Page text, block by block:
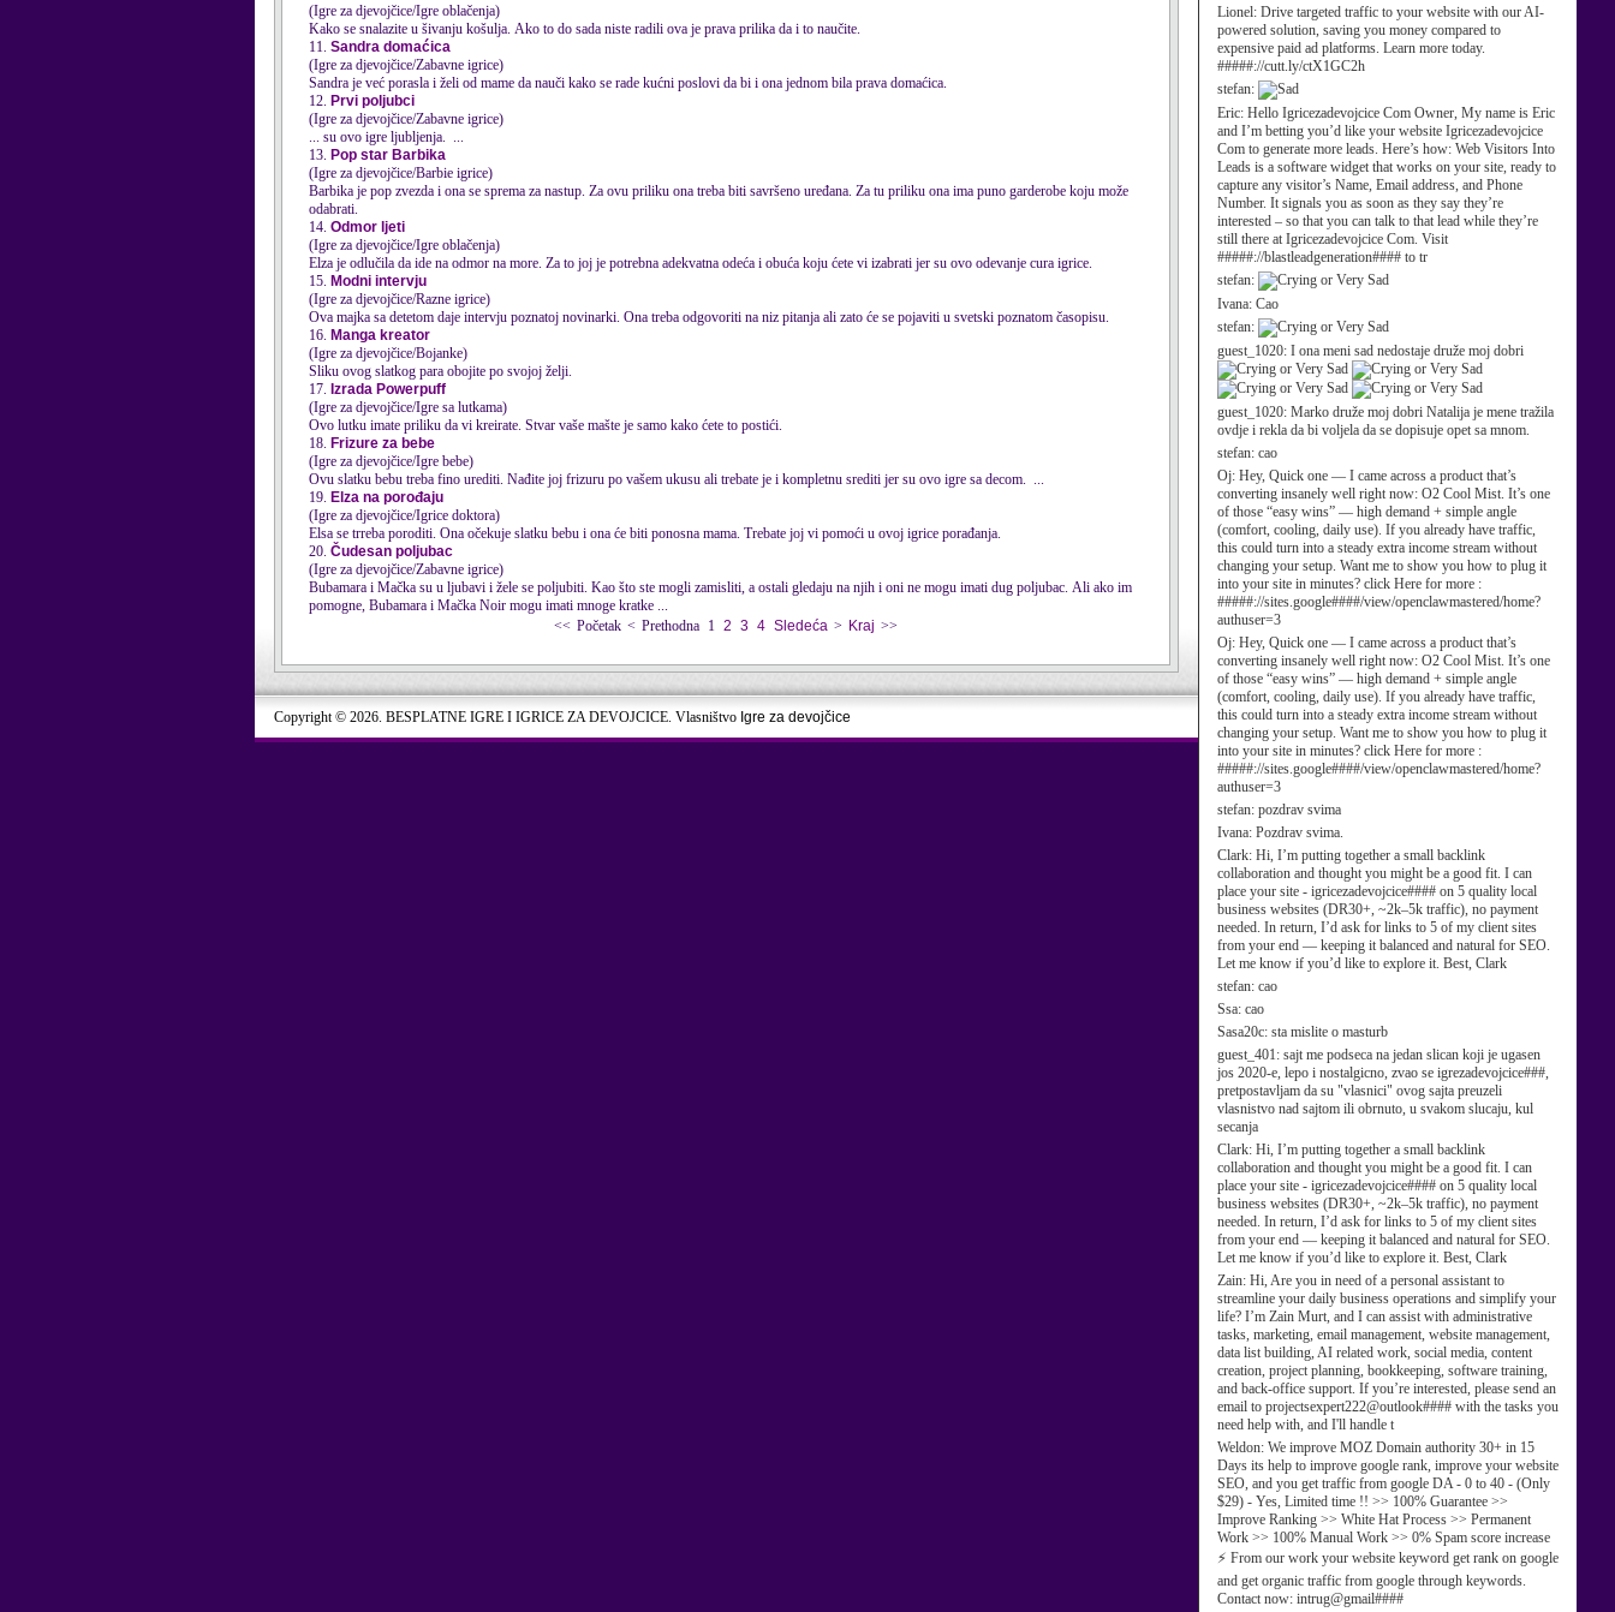
Lionel: Drive targeted traffic to your website with our AI-
powered solution, saving you money compared to
expensive paid ad platforms. Learn more today.
#####://cutt.ly/ctX1GC2h
stefan:
Eric: Hello Igricezadevojcice Com Owner, My name is Eric
and I’m betting you’d like your website Igricezadevojcice
Com to generate more leads. Here’s how: Web Visitors Into
Leads is a software widget that works on your site, ready to
capture any visitor’s Name, Email address, and Phone
Number. It signals you as soon as they say they’re
interested – so that you can talk to that lead while they’re
still there at Igricezadevojcice Com. Visit
#####://blastleadgeneration#### to tr
stefan:
Ivana: Cao
stefan:
guest_1020: I ona meni sad nedostaje druže moj dobri
guest_1020: Marko druže moj dobri Natalija je mene tražila
ovdje i rekla da bi voljela da se dopisuje opet sa mnom.
stefan: cao
Oj: Hey, Quick one — I came across a product that’s
converting insanely well right now: O2 Cool Mist. It’s one
of those “easy wins” — high demand + simple angle
(comfort, cooling, daily use). If you already have traffic,
this could turn into a steady extra income stream without
changing your setup. Want me to show you how to plug it
into your site in minutes? click Here for more :
#####://sites.google####/view/openclawmastered/home?
authuser=3
Oj: Hey, Quick one — I came across a product that’s
converting insanely well right now: O2 Cool Mist. It’s one
of those “easy wins” — high demand + simple angle
(comfort, cooling, daily use). If you already have traffic,
this could turn into a steady extra income stream without
changing your setup. Want me to show you how to plug it
into your site in minutes? click Here for more :
#####://sites.google####/view/openclawmastered/home?
authuser=3
stefan: pozdrav svima
Ivana: Pozdrav svima.
Clark: Hi, I’m putting together a small backlink
collaboration and thought you might be a good fit. I can
place your site - igricezadevojcice#### on 5 quality local
business websites (DR30+, ~2k–5k traffic), no payment
needed. In return, I’d ask for links to 5 of my client sites
from your end — keeping it balanced and natural for SEO.
Let me know if you’d like to explore it. Best, Clark
stefan: cao
Ssa: cao
Sasa20c: sta mislite o masturb
guest_401: sajt me podseca na jedan slican koji je ugasen
jos 2020-e, lepo i nostalgicno, zvao se igrezadevojcice###,
pretpostavljam da su "vlasnici" ovog sajta preuzeli
vlasnistvo nad sajtom ili obrnuto, u svakom slucaju, kul
secanja
Clark: Hi, I’m putting together a small backlink
collaboration and thought you might be a good fit. I can
place your site - igricezadevojcice#### on 5 quality local
business websites (DR30+, ~2k–5k traffic), no payment
needed. In return, I’d ask for links to 5 of my client sites
from your end — keeping it balanced and natural for SEO.
Let me know if you’d like to explore it. Best, Clark
Zain: Hi, Are you in need of a personal assistant to
streamline your daily business operations and simplify your
life? I’m Zain Murt, and I can assist with administrative
tasks, marketing, email management, website management,
data list building, AI related work, social media, content
creation, project planning, bookkeeping, software training,
and back-office support. If you’re interested, please send an
email to projectsexpert222@outlook#### with the tasks you
need help with, and I'll handle t
Weldon: We improve MOZ Domain authority 30+ in 15
Days its help to improve google rank, improve your website
SEO, and you get traffic from google DA - 0 to 40 - (Only
$29) - Yes, Limited time !! >> 100% Guarantee >>
Improve Ranking >> White Hat Process >> Permanent
Work >> 100% Manual Work >> 0% Spam score increase
⚡ From our work your website keyword get rank on google
and get organic traffic from google through keywords.
Contact now: intrug@gmail####
(Igre za djevojčice/Igre oblačenja)
Kako se snalazite u šivanju košulja. Ako to do sada niste radili ova je prava prilika da i to naučite.
11. Sandra domaćica
(Igre za djevojčice/Zabavne igrice)
Sandra je već porasla i želi od mame da nauči kako se rade kućni poslovi da bi i ona jednom bila prava domaćica.
12. Prvi poljubci
(Igre za djevojčice/Zabavne igrice)
... su ovo igre ljubljenja. ...
13. Pop star Barbika
(Igre za djevojčice/Barbie igrice)
Barbika je pop zvezda i ona se sprema za nastup. Za ovu priliku ona treba biti savršeno uređana. Za tu priliku ona ima puno garderobe koju može
odabrati.
14. Odmor ljeti
(Igre za djevojčice/Igre oblačenja)
Elza je odlučila da ide na odmor na more. Za to joj je potrebna adekvatna odeća i obuća koju ćete vi izabrati jer su ovo odevanje cura igrice.
15. Modni intervju
(Igre za djevojčice/Razne igrice)
Ova majka sa detetom daje intervju poznatoj novinarki. Ona treba odgovoriti na niz pitanja ali zato će se pojaviti u svetski poznatom časopisu.
16. Manga kreator
(Igre za djevojčice/Bojanke)
Sliku ovog slatkog para obojite po svojoj želji.
17. Izrada Powerpuff
(Igre za djevojčice/Igre sa lutkama)
Ovo lutku imate priliku da vi kreirate. Stvar vaše mašte je samo kako ćete to postići.
18. Frizure za bebe
(Igre za djevojčice/Igre bebe)
Ovu slatku bebu treba fino urediti. Nađite joj frizuru po vašem ukusu ali trebate je i kompletnu srediti jer su ovo igre sa decom. ...
19. Elza na porođaju
(Igre za djevojčice/Igrice doktora)
Elsa se trreba poroditi. Ona očekuje slatku bebu i ona će biti ponosna mama. Trebate joj vi pomoći u ovoj igrice porađanja.
20. Čudesan poljubac
(Igre za djevojčice/Zabavne igrice)
Bubamara i Mačka su u ljubavi i žele se poljubiti. Kao što ste mogli zamisliti, a ostali gledaju na njih i oni ne mogu imati dug poljubac. Ali ako im
pomogne, Bubamara i Mačka Noir mogu imati mnoge kratke ...
<< Početak < Prethodna 1 2 3 4 Sledeća > Kraj >>
Copyright © 2026. BESPLATNE IGRE I IGRICE ZA DEVOJCICE. Vlasništvo Igre za devojčice